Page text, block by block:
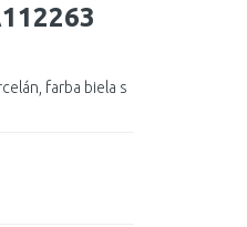
farba biela s